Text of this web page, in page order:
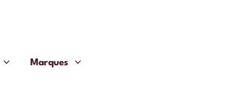
Marques